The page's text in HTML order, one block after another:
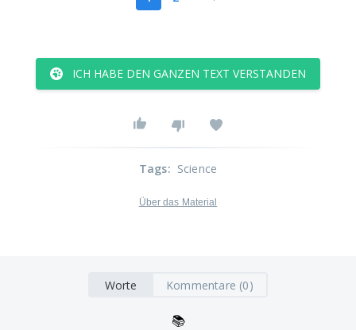
ICH HABE DEN GANZEN TEXT VERSTANDEN
Tags: Science
Über das Material
Worte Kommentare (0)
📚